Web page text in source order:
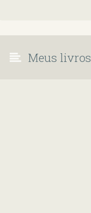
Meus livros